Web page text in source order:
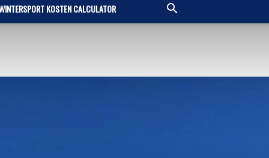
KOSTEN CALCULATOR